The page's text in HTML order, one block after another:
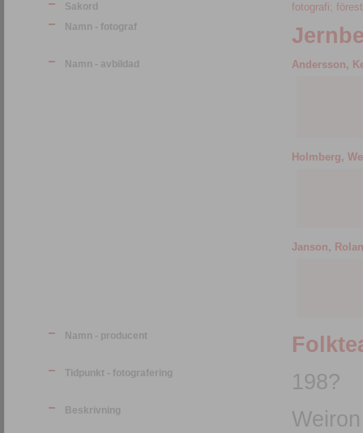
Sakord fotografi
Namn - fotograf
Namn - avbildad Andersson,
Holmberg,
Janson,
Namn - producent
Tidpunkt - fotografering 198?
Beskrivning